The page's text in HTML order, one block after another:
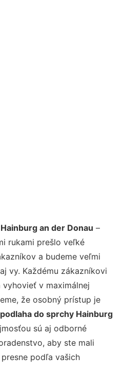
an der Donau –
rukami prešlo veľké
a budeme veľmi
vy. Každému zákazníkovi
v maximálnej
že osobný prístup je
do sprchy Hainburg
sú aj odborné
aby ste mali
podľa vašich